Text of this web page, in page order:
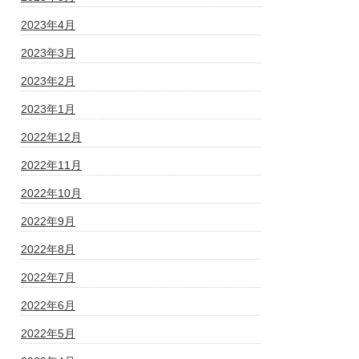
2023年4月
2023年3月
2023年2月
2023年1月
2022年12月
2022年11月
2022年10月
2022年9月
2022年8月
2022年7月
2022年6月
2022年5月